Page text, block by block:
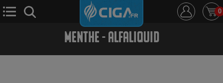
0
E-Cigarette E-Liquide
MENTHE - ALFALIQUID